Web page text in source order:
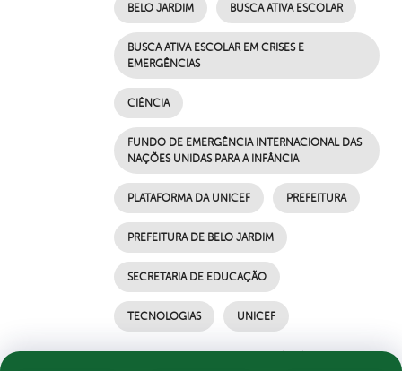
BELO JARDIM BUSCA ATIVA ESCOLAR
BUSCA ATIVA ESCOLAR EM CRISES E
EMERGÊNCIAS
CIÊNCIA
FUNDO DE EMERGÊNCIA INTERNACIONAL DAS
NAÇÕES UNIDAS PARA A INFÂNCIA
PLATAFORMA DA UNICEF PREFEITURA
PREFEITURA DE BELO JARDIM
SECRETARIA DE EDUCAÇÃO
TECNOLOGIAS UNICEF